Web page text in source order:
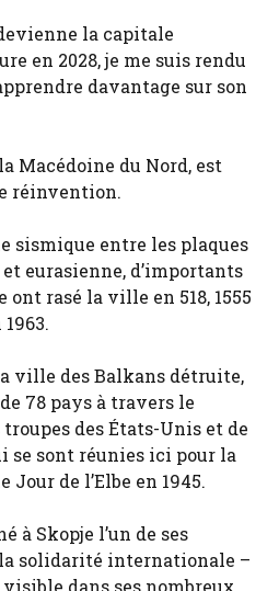
la capitale
en 2028, je me suis rendu
davantage sur son
Macédoine du Nord, est
réinvention.
sismique entre les plaques
eurasienne, d’importants
rasé la ville en 518, 1555
ville des Balkans détruite,
78 pays à travers le
des États-Unis et de
se sont réunies ici pour la
de l’Elbe en 1945.
à Skopje l’un de ses
solidarité internationale –
dans ses nombreux